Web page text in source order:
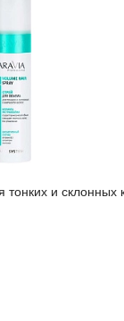
и склонных